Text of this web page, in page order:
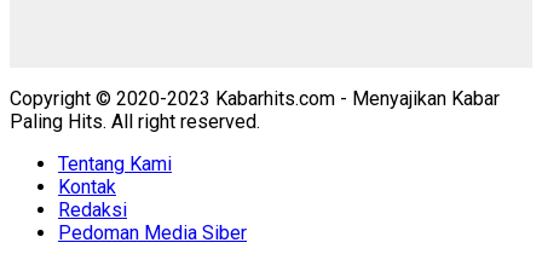
Copyright © 2020-2023 Kabarhits.com - Menyajikan Kabar
Paling Hits. All right reserved.
Tentang Kami
Kontak
Redaksi
Pedoman Media Siber